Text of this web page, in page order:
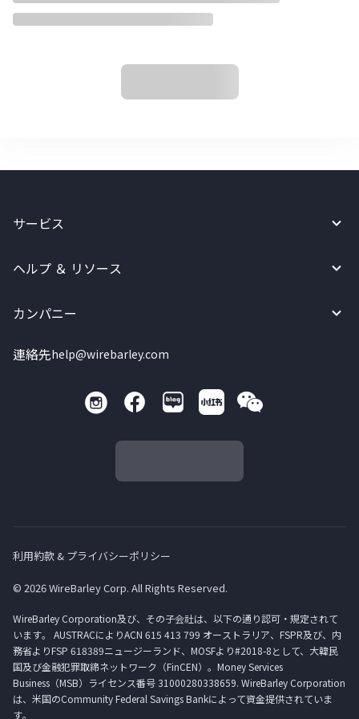
サービス
ヘルプ ＆ リソース
カンパニー
連絡先help@wirebarley.com
利用約款 & プライバシーポリシー
© 2026 WireBarley Corp. All Rights Reserved.
WireBarley Corporation及び、その子会社は、以下の通り認可・規定されて
います。 AUSTRACによりACN 615 413 799 オーストラリア、FSPR及び、内
務省よりFSP 618389ニュージーランド、MOSFより#2018-8として、大韓民
国及び金融犯罪取締ネットワーク（FinCEN）。Money Services
Business（MSB）ライセンス番号 31000280338659. WireBarley Corporation
は、米国のCommunity Federal Savings Bankによって資金提供されていま
す。